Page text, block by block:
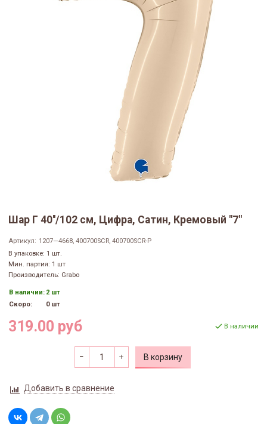
Шар Г 40''/102 см, Цифра, Сатин, Кремовый "7"
Артикул: 1207—4668, 400700SCR, 400700SCR-P
В упаковке: 1 шт.
Мин. партия: 1 шт
Производитель: Grabo
В наличии: 2 шт
Скоро:
0 шт
319.00 руб В наличии
В корзину
Добавить в сравнение